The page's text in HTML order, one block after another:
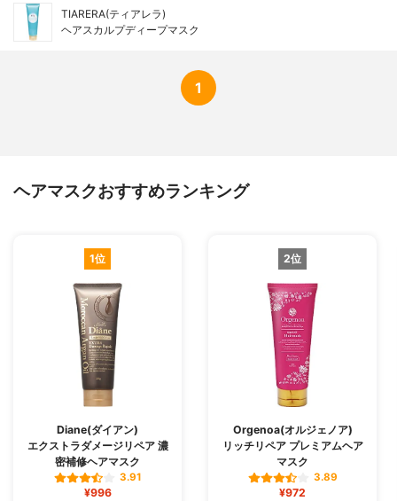
TIARERA(ティアレラ)
ヘアスカルプディープマスク
1
ヘアマスクおすすめランキング
1位
Diane(ダイアン)
エクストラダメージリペア 濃
密補修ヘアマスク
3.91
¥996
2位
Orgenoa(オルジェノア)
リッチリペア プレミアムヘア
マスク
3.89
¥972